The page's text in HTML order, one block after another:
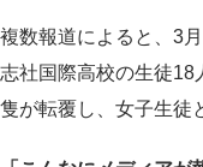
複数報道によると、3
志社国際高校の生徒18
隻が転覆し、女子生徒